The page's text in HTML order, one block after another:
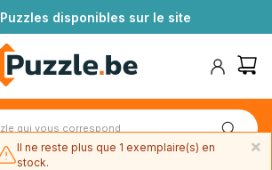
Puzzles disponibles sur le site
×
Il ne reste plus que 1 exemplaire(s) en
stock.